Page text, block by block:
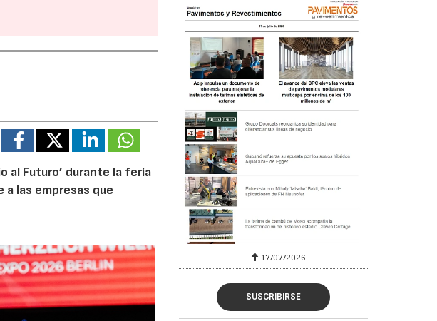
al Futuro’ durante la feria
las empresas que
31/07/2026 17/07/2026
SUSCRIBIRSE